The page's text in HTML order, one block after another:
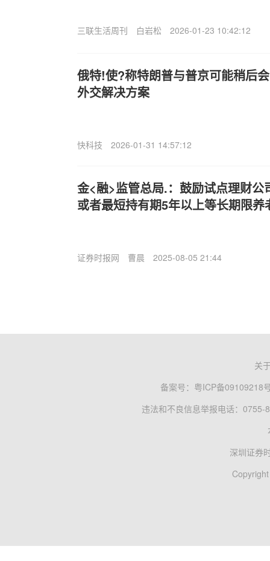
三联生活周刊 白岩松 2026-01-23 10:42:12
俄特!使?称特朗普与普京可能稍后
外交解决方案
快科技 2026-01-31 14:57:12
金<融>监管总局.：鼓励试点理财公
或者最短持有期5年以上等长期限养
证券时报网 曹晨 2025-08-05 21:44
关
备案号： 粤ICP备09109218
违法和不良信息举报电话：0755-
深圳证券